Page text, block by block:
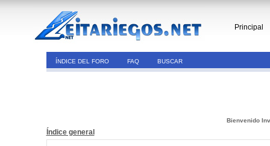
Principal
ÍNDICE DEL FORO FAQ BUSCAR
Bienvenido
Índice general